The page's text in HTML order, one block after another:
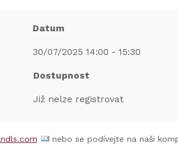
Datum
30/07/2025 14:00 - 15:30
Dostupnost
Již nelze registrovat
nebo se podívejte na naši